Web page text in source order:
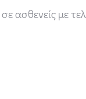
ασθενείς με